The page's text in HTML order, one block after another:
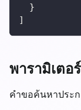
}
]
พารามิเตอร์
คำขอค้นหาประ